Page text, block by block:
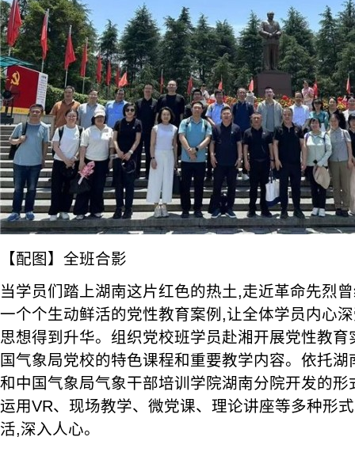
【配图】全班合影
当学员们踏上湖南这片红色的热土,走近革命先烈
一个个生动鲜活的党性教育案例,让全体学员内心
思想得到升华。组织党校班学员赴湘开展党性教
国气象局党校的特色课程和重要教学内容。依托
和中国气象局气象干部培训学院湖南分院开发的
运用VR、现场教学、微党课、理论讲座等多种形
活,深入人心。